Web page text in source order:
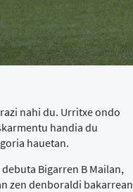
nahi du. Urritxe ondo
handia du
hauetan.
Bigarren B Mailan,
zen denboraldi bakarrean